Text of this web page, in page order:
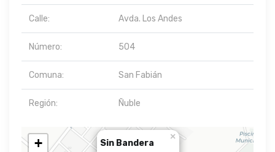
Calle: Avda. Los Andes
Número: 504
Comuna: San Fabián
Región: Ñuble
Sin Bandera
×
+